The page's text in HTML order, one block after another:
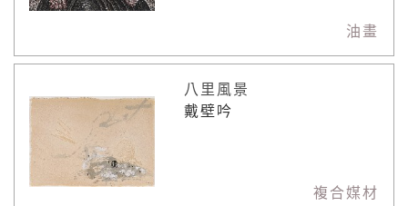
油畫
八里風景
戴壁吟
複合媒材